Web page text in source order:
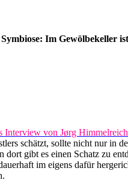
Im Gewölbekeller
Interview von Jørg
schätzt, sollte nicht nur in
dort gibt es einen Schatz zu
im eigens dafür